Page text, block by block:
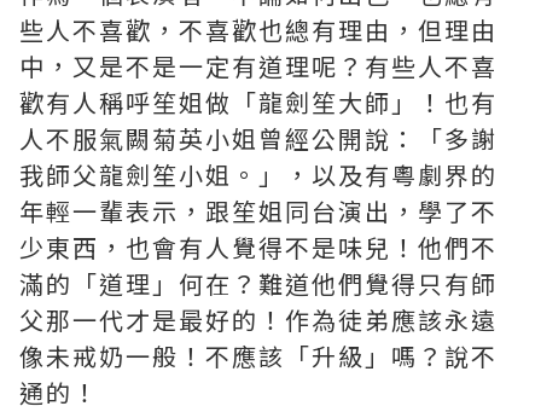
些人不喜歡，不喜歡也總有理由，但理由
中，又是不是一定有道理呢？有些人不喜
歡有人稱呼笙姐做「龍劍笙大師」！也有
人不服氣闕菊英小姐曾經公開說：「多謝
我師父龍劍笙小姐。」，以及有粵劇界的
年輕一輩表示，跟笙姐同台演出，學了不
少東西，也會有人覺得不是味兒！他們不
滿的「道理」何在？難道他們覺得只有師
父那一代才是最好的！作為徒弟應該永遠
像未戒奶一般！不應該「升級」嗎？說不
通的！